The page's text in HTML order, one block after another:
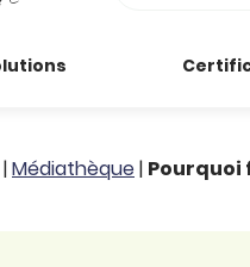
nos
|Médiathèque| Pourquoi